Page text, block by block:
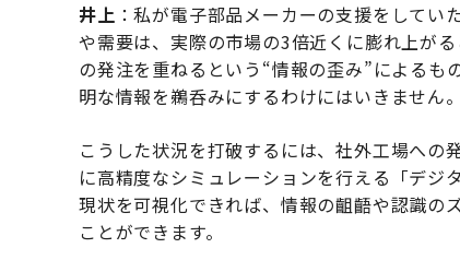
井上 ：私が電子部品メーカーの支援をして
や需要は、実際の市場の3倍近くに膨れ上が
の発注を重ねるという“情報の歪み”による
明な情報を鵜呑みにするわけにはいきません。
こうした状況を打破するには、社外工場への
に高精度なシミュレーションを行える「デジ
現状を可視化できれば、情報の齟齬や認識の
ことができます。